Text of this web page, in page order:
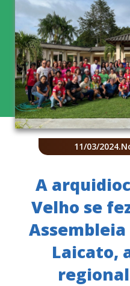
11/03/2024.
A
Velho se
Assembleia
Laicato,